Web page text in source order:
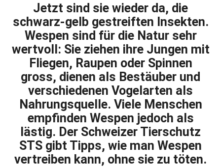
Jetzt sind sie wieder da, die
schwarz-gelb gestreiften Insekten.
Wespen sind für die Natur sehr
wertvoll: Sie ziehen ihre Jungen mit
Fliegen, Raupen oder Spinnen
gross, dienen als Bestäuber und
verschiedenen Vogelarten als
Nahrungsquelle. Viele Menschen
empfinden Wespen jedoch als
lästig. Der Schweizer Tierschutz
STS gibt Tipps, wie man Wespen
vertreiben kann, ohne sie zu töten.